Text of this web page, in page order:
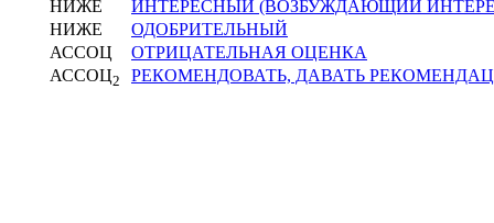
НИЖЕ
ИНТЕРЕСНЫЙ (ВОЗБУЖДАЮЩИЙ
НИЖЕ
ОДОБРИТЕЛЬНЫЙ
АССОЦ
ОТРИЦАТЕЛЬНАЯ ОЦЕНКА
АССОЦ2 РЕКОМЕНДОВАТЬ, ДАВАТЬ